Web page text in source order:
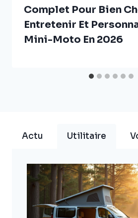
Complet Pour Bien
Entretenir Et
Mini-Moto En 2026
Actu Utilitaire